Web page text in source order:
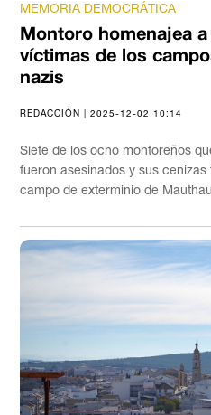
MEMORIA DEMOCRÁTICA
Montoro homenajea
víctimas de los
nazis
REDACCIÓN | 2025-12-02 10:14
Siete de los ocho montoreños
fueron asesinados y sus
campo de exterminio de